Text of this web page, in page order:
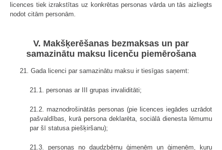
licences tiek izrakstītas uz konkrētas personas vārda un tās aizliegts
nodot citām personām.
V. Makšķerēšanas bezmaksas un par
samazinātu maksu licenču piemērošana
21. Gada licenci par samazinātu maksu ir tiesīgas saņemt:
21.1. personas ar III grupas invaliditāti;
21.2. maznodrošinātās personas (pie licences iegādes uzrādot
pašvaldības, kurā persona deklarēta, sociālā dienesta lēmumu
par šī statusa piešķiršanu);
21.3. personas no daudzbērnu ģimenēm un ģimenēm, kuru